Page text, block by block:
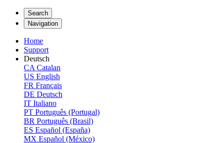
Search
Navigation
Home
Support
Deutsch
CA Catalan
US English
FR Français
DE Deutsch
IT Italiano
PT Português (Portugal)
BR Português (Brasil)
ES Español (España)
MX Español (México)